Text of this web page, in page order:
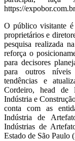
https://
O público visitante
proprietários e
pesquisa realizada
reforça o
para decisores
para outros níveis
tendências e
Cordeiro, head de
Indústria e
conta com as
Indústria de
Indústrias de
Estado de São Paulo